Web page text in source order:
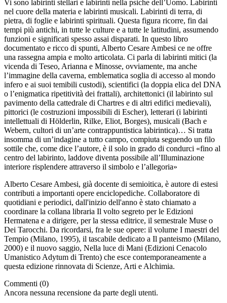
Vi sono labirinti stellari e labirinti nella psiche dell’Uomo. Labirinti
nel cuore della materia e labirinti musicali. Labirinti di terra, di
pietra, di foglie e labirinti spirituali. Questa figura ricorre, fin dai
tempi più antichi, in tutte le culture e a tutte le latitudini, assumendo
funzioni e significati spesso assai disparati. In questo libro
documentato e ricco di spunti, Alberto Cesare Ambesi ce ne offre
una rassegna ampia e molto articolata. Ci parla di labirinti mitici (la
vicenda di Teseo, Arianna e Minosse, ovviamente, ma anche
l’immagine della caverna, emblematica soglia di accesso al mondo
infero e ai suoi temibili custodi), scientifici (la doppia elica del DNA
o l’enigmatica ripetitività dei frattali), architettonici (il labirinto sul
pavimento della cattedrale di Chartres e di altri edifici medievali),
pittorici (le costruzioni impossibili di Escher), letterari (i labirinti
intellettuali di Hölderlin, Rilke, Eliot, Borges), musicali (Bach e
Webern, cultori di un’arte contrappuntistica labirintica)… Si tratta
insomma di un’indagine a tutto campo, compiuta seguendo un filo
sottile che, come dice l’autore, è il solo in grado di condurci «fino al
centro del labirinto, laddove diventa possibile all’Illuminazione
interiore risplendere attraverso il simbolo e l’allegoria»
Alberto Cesare Ambesi, già docente di semioitica, è autore di estesi
contributi a importanti opere enciclopediche. Collaboratore di
quotidiani e periodici, dall'inizio dell'anno è stato chiamato a
coordinare la collana libraria Il volto segreto per le Edizioni
Hermatena e a dirigere, per la stessa editrice, il semestrale Muse o
Dei Tarocchi. Da ricordarsi, fra le sue opere: il volume I maestri del
Tempio (Milano, 1995), il tascabile dedicato a Il panteismo (Milano,
2000) e il nuovo saggio, Nella luce di Mani (Edizioni Cenacolo
Umanistico Adytum di Trento) che esce contemporaneamente a
questa edizione rinnovata di Scienze, Arti e Alchimia.
Commenti (0)
Ancora nessuna recensione da parte degli utenti.